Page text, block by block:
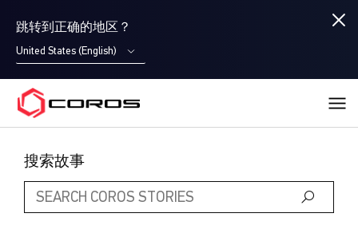
跳转到正确的地区？
United States (English)
COROS
搜索故事